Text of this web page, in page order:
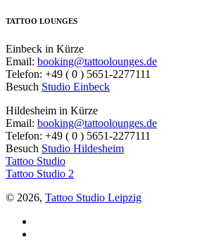
TATTOO LOUNGES
Einbeck in Kürze
Email: booking@tattoolounges.de
Telefon: +49 ( 0 ) 5651-2277111
Besuch Studio Einbeck
Hildesheim in Kürze
Email: booking@tattoolounges.de
Telefon: +49 ( 0 ) 5651-2277111
Besuch Studio Hildesheim
Tattoo Studio
Tattoo Studio 2
© 2026, Tattoo Studio Leipzig